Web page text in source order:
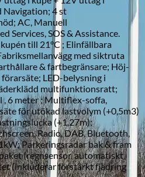
Navigation; 4 st
AC, Manuell
Services, SOS & Assistance.
till 21°C ; Elinfällbara
med siktruta
& fartbegränsare; Höj-
LED-belysning i
multifunktionsratt;
, 6 meter ; Multiflex-soffa,
för utökad lastvolym (+0,5m3)
(+1,27m);
Radio, DAB, Bluetooth,
Parkeringsradar bak & fram
(regnsensor, automatiskt
(inkluderar förstärkt fjädring